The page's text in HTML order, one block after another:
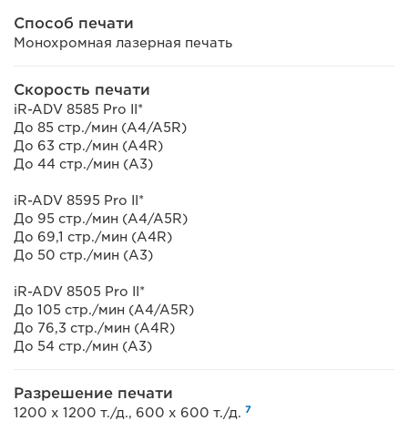
Способ печати
Монохромная лазерная печать
Скорость печати
iR-ADV 8585 Pro II*
До 85 стр./мин (A4/A5R)
До 63 стр./мин (A4R)
До 44 стр./мин (A3)
iR-ADV 8595 Pro II*
До 95 стр./мин (A4/A5R)
До 69,1 стр./мин (A4R)
До 50 стр./мин (A3)
iR-ADV 8505 Pro II*
До 105 стр./мин (A4/A5R)
До 76,3 стр./мин (A4R)
До 54 стр./мин (A3)
Разрешение печати
1200 x 1200 т./д., 600 x 600 т./д. 7